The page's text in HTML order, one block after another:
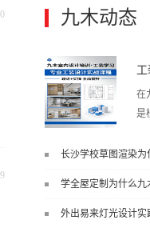
九木动态
在
是
直
谈
长沙学校草图渲染为
学全屋定制为什么九
外出易来灯光设计实